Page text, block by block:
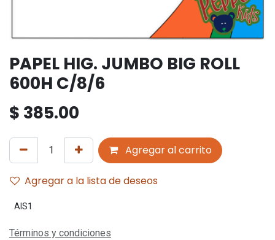
PAPEL HIG. JUMBO BIG ROLL
600H C/8/6
$ 385.00
Agregar al carrito
Agregar a la lista de deseos
AIS1
Términos y condiciones